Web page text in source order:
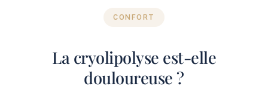
CONFORT
La cryolipolyse est-elle
douloureuse ?